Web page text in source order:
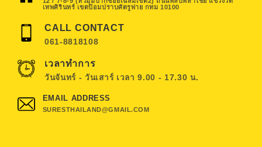
เทพศิรินทร์ เขตป้อมปราบศัตรูพ่าย กทม 10100
CALL CONTACT
061-8818108
เวลาทำการ
วันจันทร์ - วันเสาร์ เวลา 9.00 - 17.30 น.
EMAIL ADDRESS
SURESTHAILAND@GMAIL.COM